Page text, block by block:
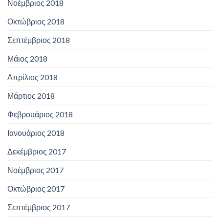
Νοέμβριος 2018
Οκτώβριος 2018
Σεπτέμβριος 2018
Μάιος 2018
Απρίλιος 2018
Μάρτιος 2018
Φεβρουάριος 2018
Ιανουάριος 2018
Δεκέμβριος 2017
Νοέμβριος 2017
Οκτώβριος 2017
Σεπτέμβριος 2017